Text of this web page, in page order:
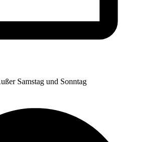
Samstag und Sonntag